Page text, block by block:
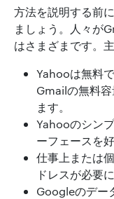
方法を説明する前
ましょう。人々が
はさまざまです。
Yahooは無料
Gmailの無料
ます。
Yahooのシン
ーフェースを
仕事上または
ドレスが必要
Googleのデー